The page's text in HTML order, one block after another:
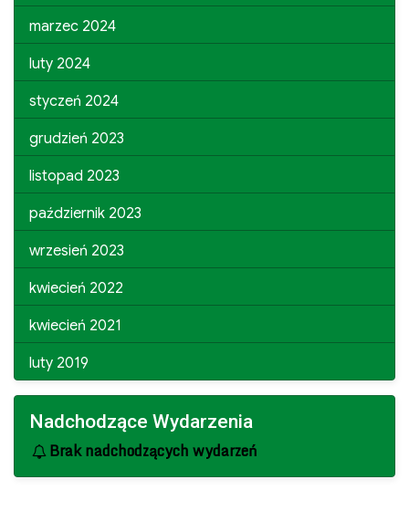
marzec 2024
luty 2024
styczeń 2024
grudzień 2023
listopad 2023
październik 2023
wrzesień 2023
kwiecień 2022
kwiecień 2021
luty 2019
Nadchodzące Wydarzenia
Brak nadchodzących wydarzeń